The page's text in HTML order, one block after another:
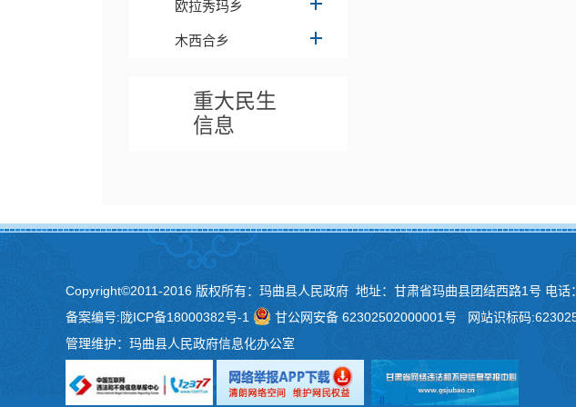
欧拉秀玛乡
木西合乡
重大民生
信息
Copyright©2011-2016 版权所有：玛曲县人民政府 地址：甘肃省玛曲县团结西路1号 电话
备案编号:陇ICP备18000382号-1 甘公网安备 62302502000001号 网站识标码
管理维护：玛曲县人民政府信息化办公室